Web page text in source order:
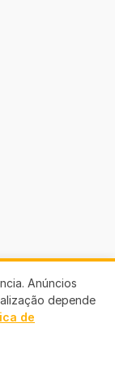
Anúncios
depende
de